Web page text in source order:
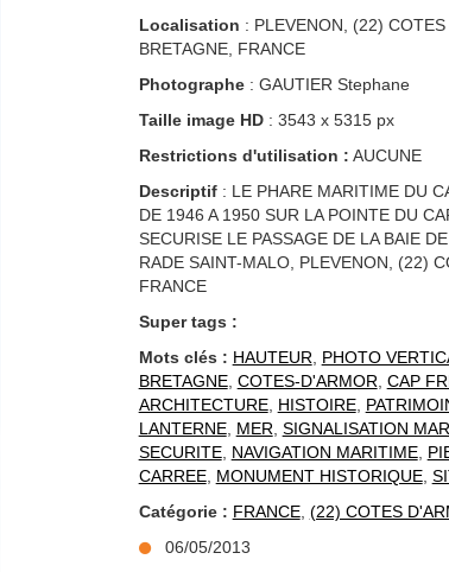
Localisation : PLEVENON, (22) COTES
BRETAGNE, FRANCE
Photographe: GAUTIER Stephane
Taille image HD: 3543 x 5315 px
Restrictions d'utilisation : AUCUNE
Descriptif: LE PHARE MARITIME DU
DE 1946 A 1950 SUR LA POINTE DU
SECURISE LE PASSAGE DE LA BAIE
RADE SAINT-MALO, PLEVENON, (22)
FRANCE
Super tags :
Mots clés : HAUTEUR PHOTO
BRETAGNE, COTES-D'ARMOR CAP
ARCHITECTURE, HISTOIRE,
LANTERNE, MER SIGNALISATION
SECURITE, NAVIGATION MARITIME,
CARREE, MONUMENT HISTORIQUE,
Catégorie : FRANCE, (22) COTES
06/05/2013